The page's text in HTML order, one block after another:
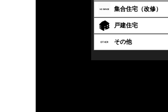
集合住宅（改修）
戸建住宅
その他